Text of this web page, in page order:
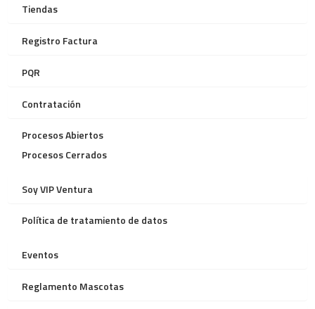
Tiendas
Registro Factura
PQR
Contratación
Procesos Abiertos
Procesos Cerrados
Soy VIP Ventura
Política de tratamiento de datos
Eventos
Reglamento Mascotas